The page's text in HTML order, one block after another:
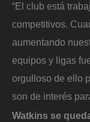
“El club está
competitivos.
aumentando
equipos y ligas
orgulloso de ello
son de interés
Watkins se